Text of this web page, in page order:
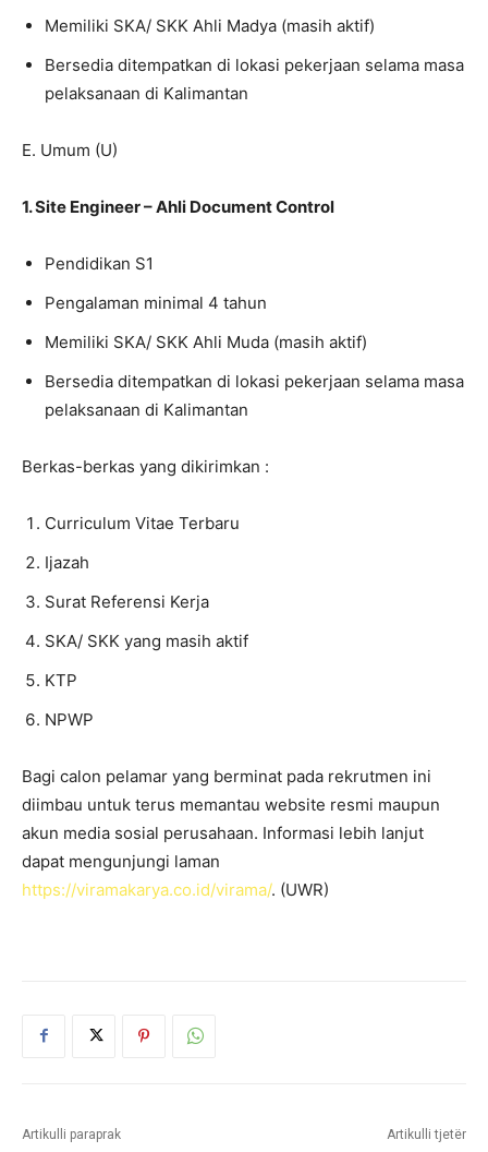
Memiliki SKA/ SKK Ahli Madya (masih aktif)
Bersedia ditempatkan di lokasi pekerjaan selama masa
pelaksanaan di Kalimantan
E. Umum (U)
1. Site Engineer – Ahli Document Control
Pendidikan S1
Pengalaman minimal 4 tahun
Memiliki SKA/ SKK Ahli Muda (masih aktif)
Bersedia ditempatkan di lokasi pekerjaan selama masa
pelaksanaan di Kalimantan
Berkas-berkas yang dikirimkan :
Curriculum Vitae Terbaru
Ijazah
Surat Referensi Kerja
SKA/ SKK yang masih aktif
KTP
NPWP
Bagi calon pelamar yang berminat pada rekrutmen ini
diimbau untuk terus memantau website resmi maupun
akun media sosial perusahaan. Informasi lebih lanjut
dapat mengunjungi laman
https://viramakarya.co.id/virama/. (UWR)
Artikulli paraprak Artikulli tjetër